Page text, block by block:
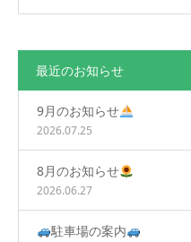
最近のお知らせ
9月のお知らせ
2026.07.25
8月のお知らせ
2026.06.27
駐車場の案内